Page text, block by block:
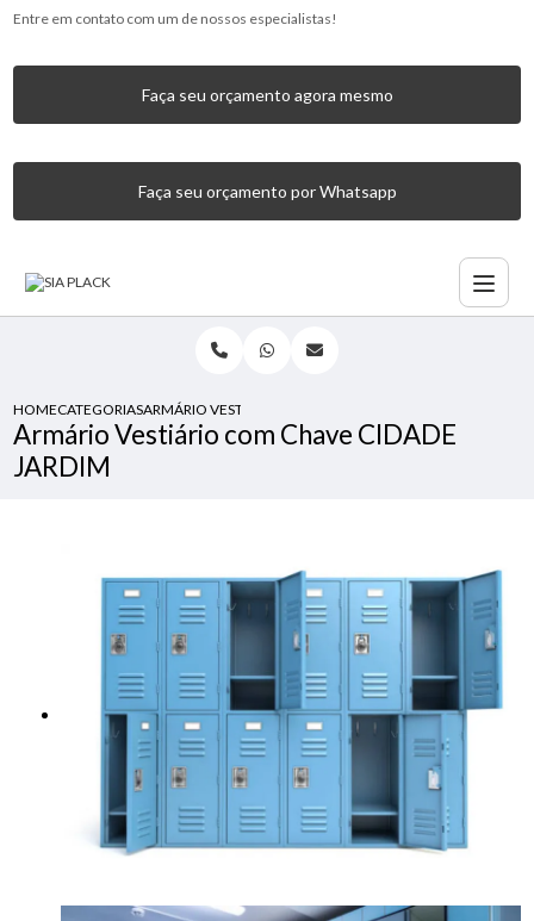
Entre em contato com um de nossos especialistas!
Faça seu orçamento agora mesmo
Faça seu orçamento por Whatsapp
HOMECATEGORIASARMÁRIO VESTIÁRIO COM CHAVE CIDADE JARDIM
Armário Vestiário com Chave CIDADE
JARDIM